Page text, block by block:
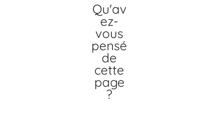
Qu'av
ez-
vous
pensé
de
cette
page
?